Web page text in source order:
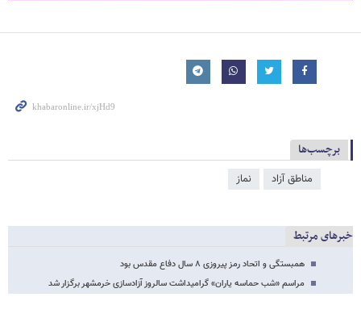
برچسب‌ها
مناطق آزاد نماز
خبرهای مرتبط
همبستگی و اتحاد رمز پیروزی ۸ سال دفاع مقدس بود
مراسم «شب حماسه یاران» گرامیداشت سالروز آزادسازی خرمشهر برگزار شد